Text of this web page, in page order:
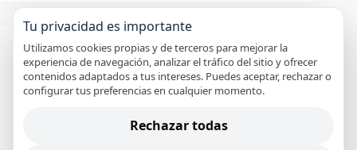
Mitsubishi
Servicio Técnico Mitsubishi en Mollet del Vallès
Especialistas en Mollet del Vallès Desde Mollet del
Tu privacidad es importante
Utilizamos cookies propias y de terceros para mejorar la
experiencia de navegación, analizar el tráfico del sitio y ofrecer
contenidos adaptados a tus intereses. Puedes aceptar, rechazar o
configurar tus preferencias en cualquier momento.
Rechazar todas